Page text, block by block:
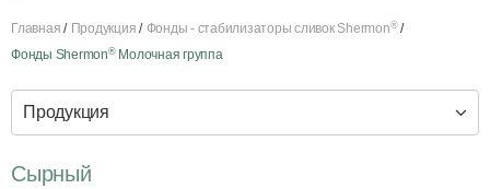
Главная Продукция Фонды - стабилизаторы сливок Shermon®
Фонды Shermon®Молочная группа
Продукция
Сырный